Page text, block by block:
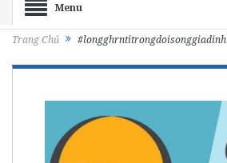
Menu
Trang Chủ #longghrntitrongdoisonggiadinh